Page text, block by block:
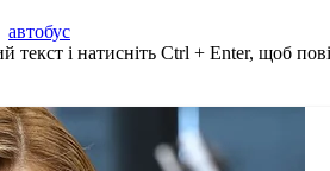
автобус
текст і натисніть Ctrl + Enter, щоб